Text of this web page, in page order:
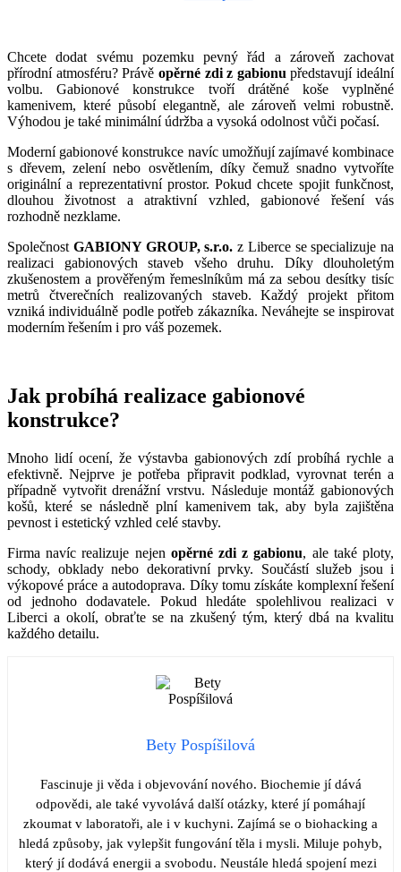
Chcete dodat svému pozemku pevný řád a zároveň zachovat
přírodní atmosféru? Právě opěrné zdi z gabionupředstavují ideální
volbu. Gabionové konstrukce tvoří drátěné koše vyplněné
kamenivem, které působí elegantně, ale zároveň velmi robustně.
Výhodou je také minimální údržba a vysoká odolnost vůči počasí.
Moderní gabionové konstrukce navíc umožňují zajímavé kombinace
s dřevem, zelení nebo osvětlením, díky čemuž snadno vytvoříte
originální a reprezentativní prostor. Pokud chcete spojit funkčnost,
dlouhou životnost a atraktivní vzhled, gabionové řešení vás
rozhodně nezklame.
Společnost GABIONY GROUP, s.r.o. z Liberce se specializuje na
realizaci gabionových staveb všeho druhu. Díky dlouholetým
zkušenostem a prověřeným řemeslníkům má za sebou desítky tisíc
metrů čtverečních realizovaných staveb. Každý projekt přitom
vzniká individuálně podle potřeb zákazníka. Neváhejte se inspirovat
moderním řešením i pro váš pozemek.
Jak probíhá realizace gabionové
konstrukce?
Mnoho lidí ocení, že výstavba gabionových zdí probíhá rychle a
efektivně. Nejprve je potřeba připravit podklad, vyrovnat terén a
případně vytvořit drenážní vrstvu. Následuje montáž gabionových
košů, které se následně plní kamenivem tak, aby byla zajištěna
pevnost i estetický vzhled celé stavby.
Firma navíc realizuje nejen opěrné zdi z gabionu, ale také ploty,
schody, obklady nebo dekorativní prvky. Součástí služeb jsou i
výkopové práce a autodoprava. Díky tomu získáte komplexní řešení
od jednoho dodavatele. Pokud hledáte spolehlivou realizaci v
Liberci a okolí, obraťte se na zkušený tým, který dbá na kvalitu
každého detailu.
Bety Pospíšilová
Fascinuje ji věda i objevování nového. Biochemie jí dává
odpovědi, ale také vyvolává další otázky, které jí pomáhají
zkoumat v laboratoři, ale i v kuchyni. Zajímá se o biohacking a
hledá způsoby, jak vylepšit fungování těla i mysli. Miluje pohyb,
který jí dodává energii a svobodu. Neustále hledá spojení mezi